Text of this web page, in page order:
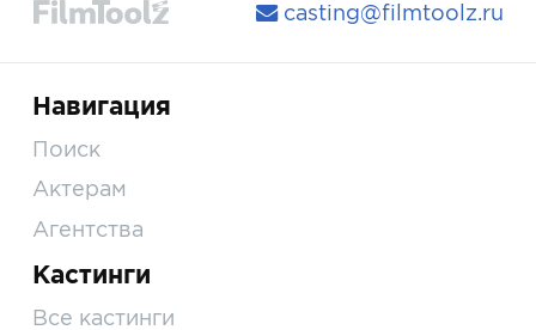
casting@filmtoolz.ru
Навигация
Поиск
Актерам
Агентства
Кастинги
Все кастинги